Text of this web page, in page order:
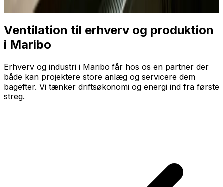
Ventilation til erhverv og produktion
i Maribo
Erhverv og industri i Maribo får hos os en partner der
både kan projektere store anlæg og servicere dem
bagefter. Vi tænker driftsøkonomi og energi ind fra første
streg.